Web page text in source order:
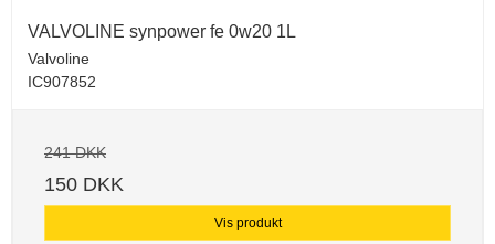
VALVOLINE synpower fe 0w20 1L
Valvoline
IC907852
241 DKK
150 DKK
Vis produkt